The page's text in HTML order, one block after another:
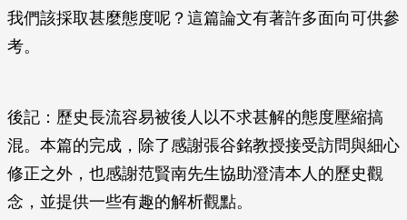
我們該採取甚麼態度呢？這篇論文有著許多面向可供參
考。
後記：歷史長流容易被後人以不求甚解的態度壓縮搞
混。本篇的完成，除了感謝張谷銘教授接受訪問與細心
修正之外，也感謝范賢南先生協助澄清本人的歷史觀
念，並提供一些有趣的解析觀點。